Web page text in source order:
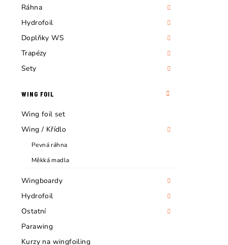
Ráhna
Hydrofoil
Doplňky WS
Trapézy
Sety
WING FOIL
Wing foil set
Wing / Křídlo
Pevná ráhna
Měkká madla
Wingboardy
Hydrofoil
Ostatní
Parawing
Kurzy na wingfoiling